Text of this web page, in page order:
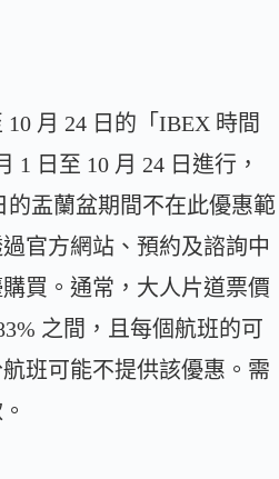
月 24 日的「IBEX 時間
1 日至 10 月 24 日進行，
的盂蘭盆期間不在此優惠範
官方網站、預約及諮詢中
買。通常，大人片道票價
之間，且每個航班的可
班可能不提供該優惠。需